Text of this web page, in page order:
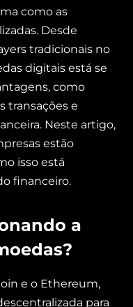
como as
Desde
tradicionais no
digitais está se
como
transações e
Neste artigo,
estão
isso está
financeiro.
a
e o Ethereum,
para